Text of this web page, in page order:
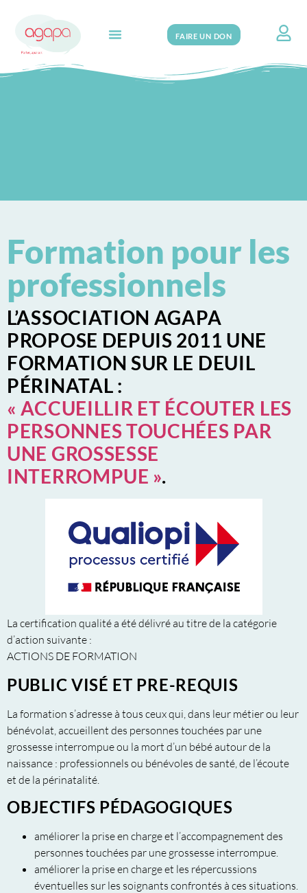
FAIRE UN DON
Formation pour les
professionnels
L’ASSOCIATION AGAPA
PROPOSE DEPUIS 2011 UNE
FORMATION SUR LE DEUIL
PÉRINATAL :
« ACCUEILLIR ET ÉCOUTER LES
PERSONNES TOUCHÉES PAR
UNE GROSSESSE
INTERROMPUE ».
La certification qualité a été délivré au titre de la catégorie
d’action suivante :
ACTIONS DE FORMATION
PUBLIC VISÉ ET PRE-REQUIS
La formation s’adresse à tous ceux qui, dans leur métier ou leur
bénévolat, accueillent des personnes touchées par une
grossesse interrompue ou la mort d’un bébé autour de la
naissance : professionnels ou bénévoles de santé, de l’écoute
et de la périnatalité.
OBJECTIFS PÉDAGOGIQUES
améliorer la prise en charge et l’accompagnement des
personnes touchées par une grossesse interrompue.
améliorer la prise en charge et les répercussions
éventuelles sur les soignants confrontés à ces situations.